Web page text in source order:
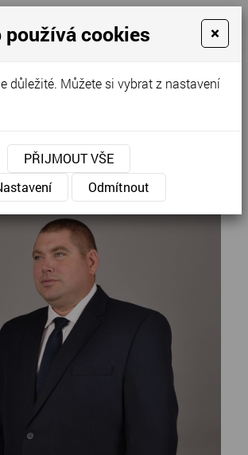
Kontaktujte nás
»Obleky
oblek..
používá cookies ×
důležité. Můžete si vybrat z nastavení
PŘIJMOUT VŠE
Odmítnout